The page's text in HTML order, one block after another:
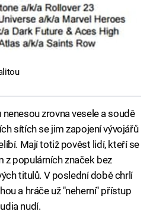
zrovna vesele a soudě
sítích se jim zapojení vývojářů
Mají totiž pověst lidí, kteří se
z populárních značek bez
titulů. V poslední době chrlí
a hráče už "neherní" přístup
nudí.